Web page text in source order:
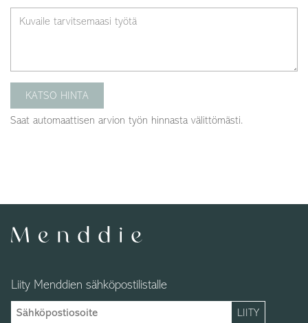
Kuvaile tarvitsemaasi työtä
KATSO HINTA
Saat automaattisen arvion työn hinnasta välittömästi.
Liity Menddien sähköpostilistalle